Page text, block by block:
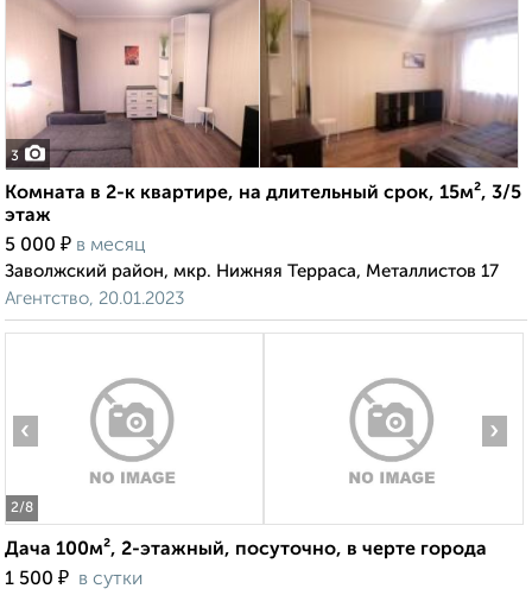
3
Комната в 2-к квартире, на длительный срок, 15м², 3/5
этаж
5 000 ₽ в месяц
Заволжский район, мкр. Нижняя Терраса, Металлистов 17
Агентство, 20.01.2023
2/8
‹ ›
Дача 100м², 2-этажный, посуточно, в черте города
1 500 ₽ в сутки